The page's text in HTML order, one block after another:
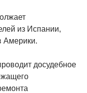
из Испании,
Америки.
досудебное